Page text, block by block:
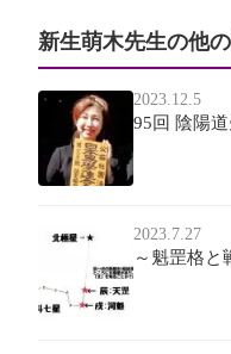
新生萌木先生の他
2023.12.5
95回 陰陽
2023.7.27
～魁罡格と